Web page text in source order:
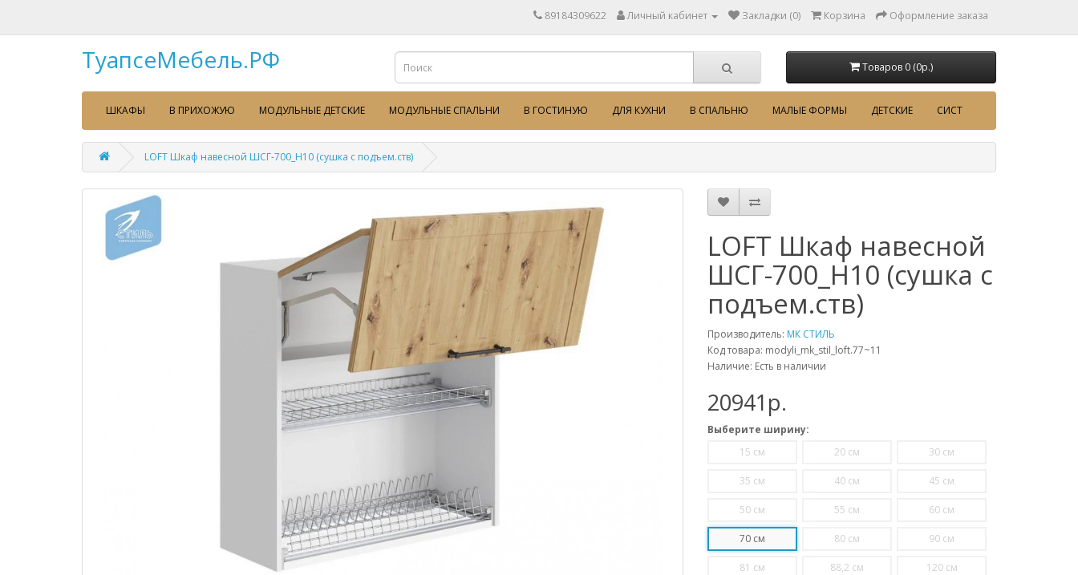
89184309622 Личный кабинет Закладки (0) Корзина Оформление заказа
ТуапсеМебель.РФ Товаров 0 (0p.)
ШКАФЫ В ПРИХОЖУЮ МОДУЛЬНЫЕ ДЕТСКИЕ МОДУЛЬНЫЕ СПАЛЬНИ В ГОСТИНУЮ ДЛЯ КУХНИ В СПАЛЬНЮ МАЛЫЕ ФОРМЫ ДЕТСКИЕ СИСТ
LOFT Шкаф навесной ШСГ-700_Н10 (сушка с подъем.ств)
LOFT Шкаф навесной
ШСГ-700_Н10 (сушка с
подъем.ств)
Производитель: МК СТИЛЬ
Код товара: modyli_mk_stil_loft.77~11
Наличие: Есть в наличии
20941p.
Выберите ширину:
15 см
20 см 30 см
35 см 40 см 45 см
50 см 55 см 60 см
70 см 80 см 90 см
81 см 88,2 см 120 см